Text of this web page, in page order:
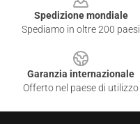
Spedizione mondiale
Spediamo in oltre 200 paesi
Garanzia internazionale
Offerto nel paese di utilizzo